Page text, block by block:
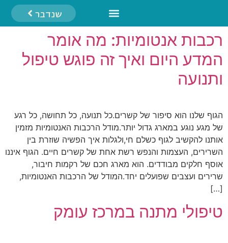
שנדבר
רכבות אנטומיות: מה אומר
המדע היום ואיך זה פוגש טיפול
ותנועה
הגוף שלנו הוא סיפור של קשרים.כל תנועה, כל תחושה, כל רגע
של מגע נוגע במארג גדול יותר.מודל הרכבות האנטומיות מזמין
אותנו להקשיב לגוף כשלם חי,ולגלות איך הפשיה שוזרת בין
השרירים, העצמות והנפש רשת אחת של קשרים חיים. הגוף איננו
אוסף חלקים מבודדים. הוא מארג חכם של רקמות חיבור,
שרירים ועצבים שפועלים יחד.המודל של הרכבות האנטומיות,
[…]
טיפולי מתנה במרכז עומק